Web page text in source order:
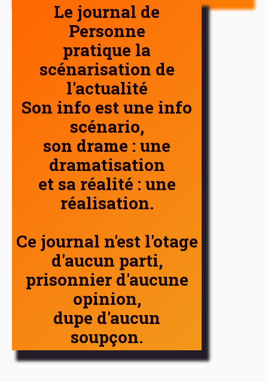
Le journal de
Personne
pratique la
scénarisation de
l'actualité
Son info est une info
scénario,
son drame : une
dramatisation
et sa réalité : une
réalisation.
Ce journal n'est l'otage
d'aucun parti,
prisonnier d'aucune
opinion,
dupe d'aucun
soupçon.